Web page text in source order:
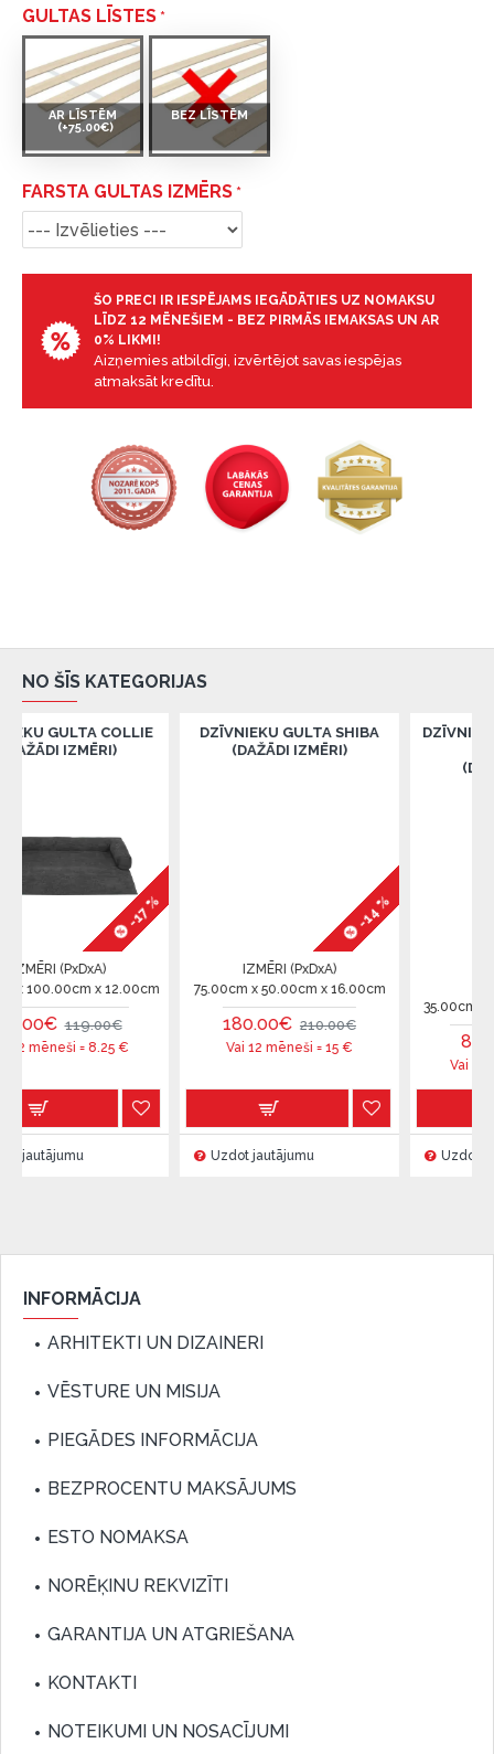
GULTAS LĪSTES
AR LĪSTĒM
(+75.00€)
BEZ LĪSTĒM
FARSTA GULTAS IZMĒRS
ŠO PRECI IR IESPĒJAMS IEGĀDĀTIES UZ NOMAKSU
LĪDZ 12 MĒNEŠIEM - BEZ PIRMĀS IEMAKSAS UN AR
0% LIKMI!
Aizņemies atbildīgi, izvērtējot savas iespējas
atmaksāt kredītu.
NO ŠĪS KATEGORIJAS
COLLIE
x 12.00cm
8.25€
DZĪVNIEKU GULTA SHIBA
(DAŽĀDI IZMĒRI)
IZMĒRI (PxDxA)
75.00cm x 50.00cm x 16.00cm
210.00€
Vai 12 mēneši =15 €
Uzdot jautājumu
DZĪVNIEKU TREPES
(DAŽĀDI
35.00cm x 45.00cm x
Vai 12 mēneši =
Uzdot jautājumu
INFORMĀCIJA
ARHITEKTI UN DIZAINERI
VĒSTURE UN MISIJA
PIEGĀDES INFORMĀCIJA
BEZPROCENTU MAKSĀJUMS
ESTO NOMAKSA
NORĒĶINU REKVIZĪTI
GARANTIJA UN ATGRIEŠANA
KONTAKTI
NOTEIKUMI UN NOSACĪJUMI